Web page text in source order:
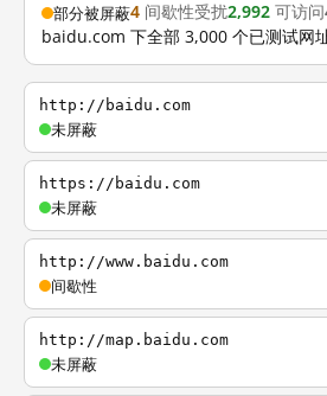
部分被屏蔽4 间歇性受扰2,992 可访问
baidu.com 下全部 3,000 个已测试网
http://baidu.com
未屏蔽
https://baidu.com
未屏蔽
http://www.baidu.com
间歇性
http://map.baidu.com
未屏蔽